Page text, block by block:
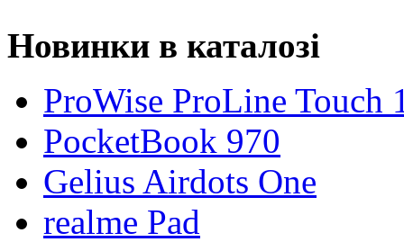
Новинки в каталозі
ProWise ProLine Touch
PocketBook 970
Gelius Airdots One
realme Pad